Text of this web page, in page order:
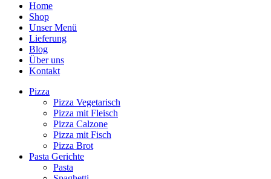
Home
Shop
Unser Menü
Lieferung
Blog
Über uns
Kontakt
Pizza
Pizza Vegetarisch
Pizza mit Fleisch
Pizza Calzone
Pizza mit Fisch
Pizza Brot
Pasta Gerichte
Pasta